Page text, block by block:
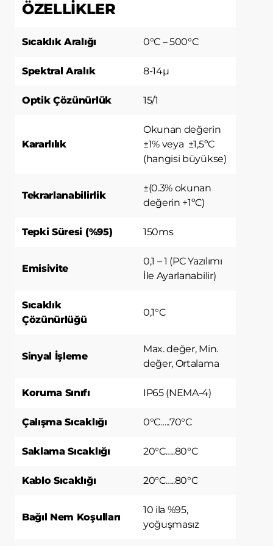
ÖZELLİKLER
Sıcaklık Aralığı 0°C – 500°C
Spektral Aralık 8-14µ
Optik Çözünürlük 15/1
Kararlılık
Okunan değerin
±1% veya ±1,5ºC
(hangisi büyükse)
Tekrarlanabilirlik
±(0.3% okunan
değerin +1ºC)
Tepki Süresi (%95) 150ms
Emisivite
0,1 – 1 (PC Yazılımı
İle Ayarlanabilir)
Sıcaklık
Çözünürlüğü
0,1°C
Sinyal İşleme
Max. değer, Min.
değer, Ortalama
Koruma Sınıfı IP65 (NEMA-4)
Çalışma Sıcaklığı 0°C…..70°C
Saklama Sıcaklığı ­20°C…..80°C
Kablo Sıcaklığı ­20°C…..80°C
Bağıl Nem Koşulları
10 ila %95,
yoğuşmasız
İnternet sitesinin işlevselliğini ve
sunulan hizmetleri geliştirmek,
Sitesi üzerinden yeni özellikler sunmak
tercihlerine göre kişiselleştirmek;
İnternet Sitesinin, sizin ve Kurum’un
sağlamak, Site üzerinden sahte
işlemlerin gerçekleştirilmesini önlemek;
5651 sayılı Internet Ortamında Yapılan
Yoluyla İşlenen Suçlarla Mücadele
Edilmesi Hakkında Kanun ve Internet
Düzenlenmesine Dair Usul ve Esaslar
kaynaklananlar başta olmak üzere,
kanuni ve sözleşmesel yükümlülüklerini
KULLANILAN ÇEREZ TÜRLERİ
3.1.Oturum Çerezleri
internet sitesinin düzgün bir şekilde
çalışmasının teminini sağlamaktadır.
güvenliğini, sürekliliğini sağlamak gibi
geçici çerezlerdir, siz tarayıcınızı kapatıp
sitemize tekrar geldiğinizde silinir, kalıcı
3.2.Kalıcı Çerezler
için kullanılır ve tarayıcılar vasıtasıyla
sitemizi ziyaret ettiğiniz tarayıcınızı
kapattıktan veya bilgisayarınızı yeniden